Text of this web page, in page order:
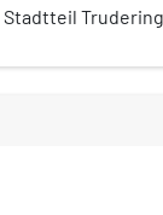
Trudering